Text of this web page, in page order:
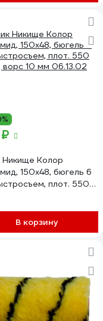
Никище Колор
150x48, бюгель 6
плот. 550
ворс 10 мм 06.13.02
В корзину